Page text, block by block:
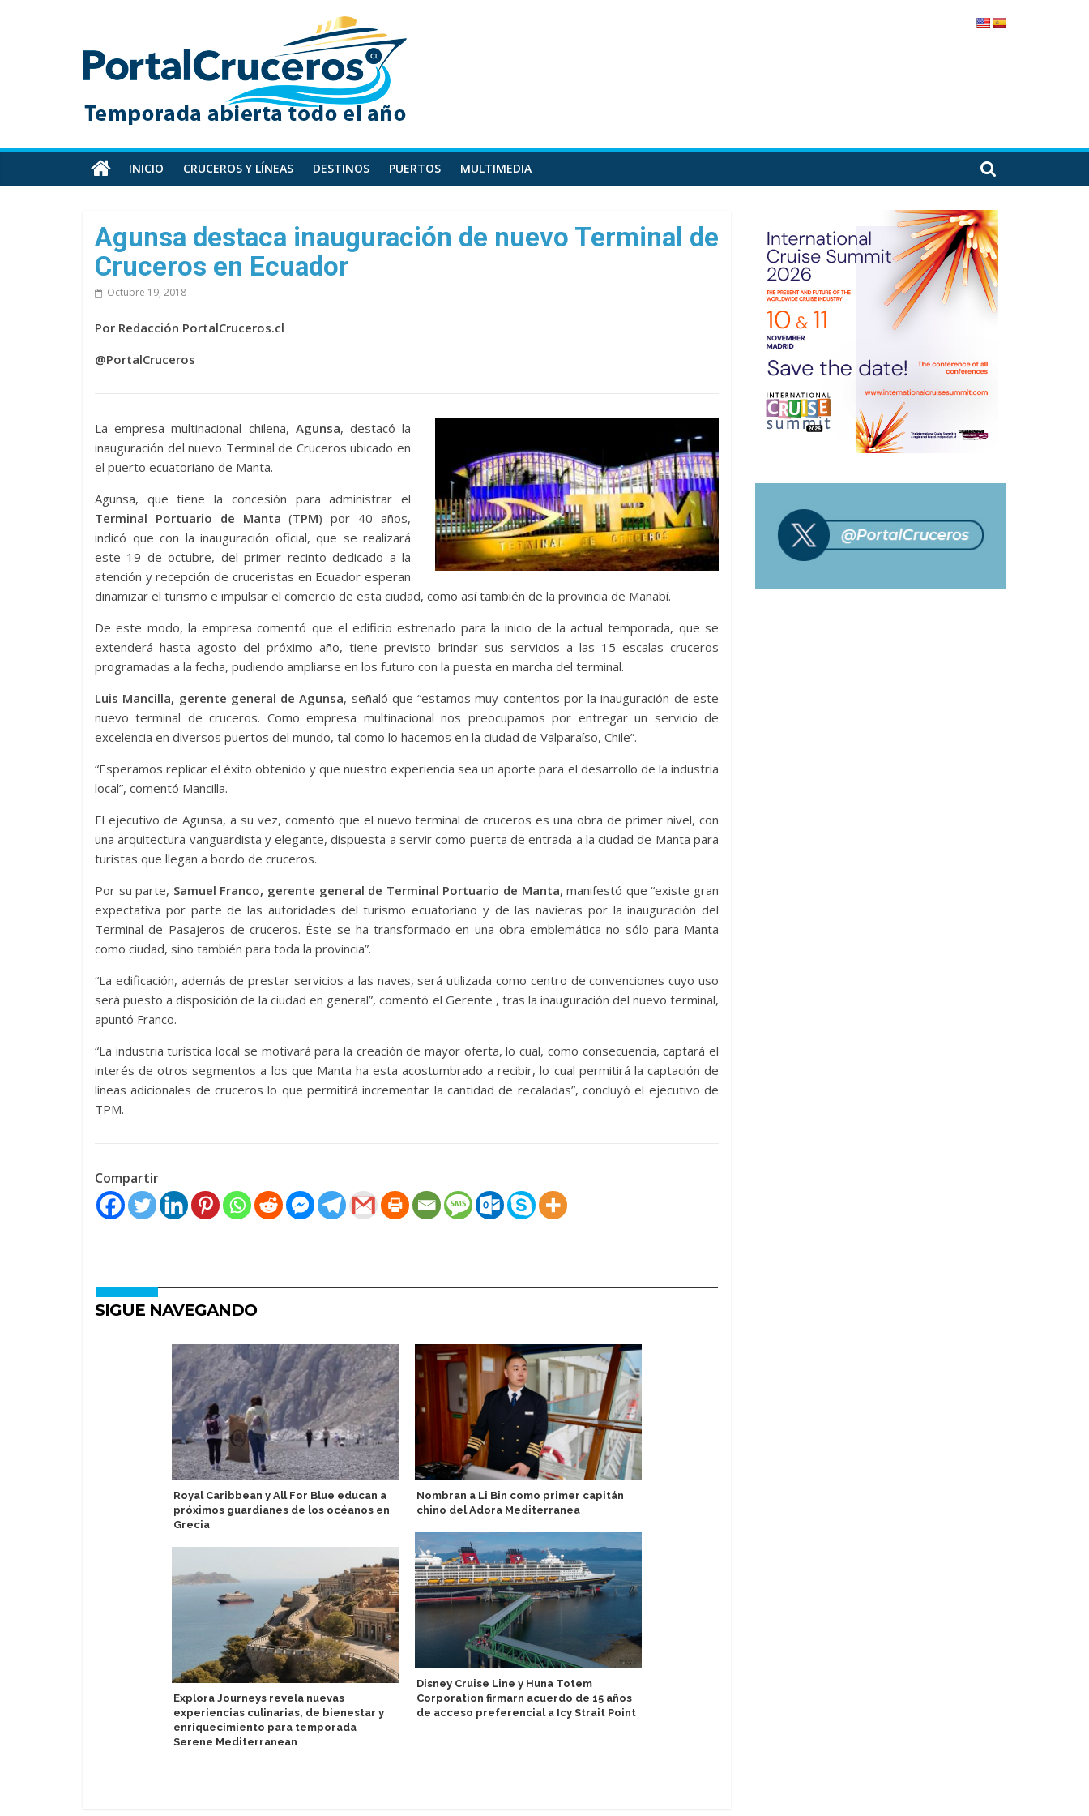
PortalCruceros
Toda
información
cruceros
en
un
sitio
INICIO CRUCEROS Y LÍNEAS DESTINOS PUERTOS MULTIMEDIA
Agunsa destaca inauguración de nuevo Terminal de
Cruceros en Ecuador
Octubre 19, 2018
Por Redacción PortalCruceros.cl
@PortalCruceros
La empresa multinacional chilena, Agunsa, destacó la
inauguración del nuevo Terminal de Cruceros ubicado en
el puerto ecuatoriano de Manta.
Agunsa, que tiene la concesión para administrar el
Terminal Portuario de Manta (TPM) por 40 años,
indicó que con la inauguración oficial, que se realizará
este 19 de octubre, del primer recinto dedicado a la
atención y recepción de cruceristas en Ecuador esperan
dinamizar el turismo e impulsar el comercio de esta ciudad, como así también de la provincia de Manabí.
De este modo, la empresa comentó que el edificio estrenado para la inicio de la actual temporada, que se
extenderá hasta agosto del próximo año, tiene previsto brindar sus servicios a las 15 escalas cruceros
programadas a la fecha, pudiendo ampliarse en los futuro con la puesta en marcha del terminal.
Luis Mancilla, gerente general de Agunsa, señaló que “estamos muy contentos por la inauguración de este
nuevo terminal de cruceros. Como empresa multinacional nos preocupamos por entregar un servicio de
excelencia en diversos puertos del mundo, tal como lo hacemos en la ciudad de Valparaíso, Chile”.
“Esperamos replicar el éxito obtenido y que nuestro experiencia sea un aporte para el desarrollo de la industria
local”, comentó Mancilla.
El ejecutivo de Agunsa, a su vez, comentó que el nuevo terminal de cruceros es una obra de primer nivel, con
una arquitectura vanguardista y elegante, dispuesta a servir como puerta de entrada a la ciudad de Manta para
turistas que llegan a bordo de cruceros.
Por su parte, Samuel Franco, gerente general de Terminal Portuario de Manta, manifestó que “existe gran
expectativa por parte de las autoridades del turismo ecuatoriano y de las navieras por la inauguración del
Terminal de Pasajeros de cruceros. Éste se ha transformado en una obra emblemática no sólo para Manta
como ciudad, sino también para toda la provincia”.
“La edificación, además de prestar servicios a las naves, será utilizada como centro de convenciones cuyo uso
será puesto a disposición de la ciudad en general”, comentó el Gerente , tras la inauguración del nuevo terminal,
apuntó Franco.
“La industria turística local se motivará para la creación de mayor oferta, lo cual, como consecuencia, captará el
interés de otros segmentos a los que Manta ha esta acostumbrado a recibir, lo cual permitirá la captación de
líneas adicionales de cruceros lo que permitirá incrementar la cantidad de recaladas”, concluyó el ejecutivo de
TPM.
Compartir
SIGUE NAVEGANDO
Royal Caribbean y All For Blue educan a
próximos guardianes de los océanos en
Grecia
Explora Journeys revela nuevas
experiencias culinarias, de bienestar y
enriquecimiento para temporada
Serene Mediterranean
Nombran a Li Bin como primer capitán
chino del Adora Mediterranea
Disney Cruise Line y Huna Totem
Corporation firmarn acuerdo de 15 años
de acceso preferencial a Icy Strait Point